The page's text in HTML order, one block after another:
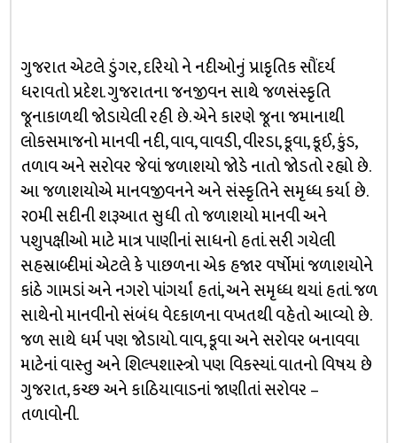
ગુજરાત એટલે ડુંગર, દરિયો ને નદીઓનું પ્રાકૃતિક સૌંદર્ય
ધરાવતો પ્રદેશ. ગુજરાતના જનજીવન સાથે જળસંસ્કૃતિ
જૂનાકાળથી જોડાયેલી રહી છે. એને કારણે જૂના જમાનાથી
લોકસમાજનો માનવી નદી, વાવ, વાવડી, વીરડા, કૂવા, કૂઈ, કુંડ,
તળાવ અને સરોવર જેવાં જળાશયો જોડે નાતો જોડતો રહ્યો છે.
આ જળાશયોએ માનવજીવનને અને સંસ્કૃતિને સમૃધ્ધ કર્યા છે.
૨૦મી સદીની શરૂઆત સુધી તો જળાશયો માનવી અને
પશુપક્ષીઓ માટે માત્ર પાણીનાં સાધનો હતાં. સરી ગયેલી
સહસ્રાબ્દીમાં એટલે કે પાછળના એક હજાર વર્ષોમાં જળાશયોને
કાંઠે ગામડાં અને નગરો પાંગર્યાં હતાં, અને સમૃધ્ધ થયાં હતાં. જળ
સાથેનો માનવીનો સંબંધ વેદકાળના વખતથી વહેતો આવ્યો છે.
જળ સાથે ધર્મ પણ જોડાયો. વાવ, કૂવા અને સરોવર બનાવવા
માટેનાં વાસ્તુ અને શિલ્પશાસ્ત્રો પણ વિકસ્યાં. વાતનો વિષય છે
ગુજરાત, કચ્છ અને કાઠિયાવાડનાં જાણીતાં સરોવર –
તળાવોની.